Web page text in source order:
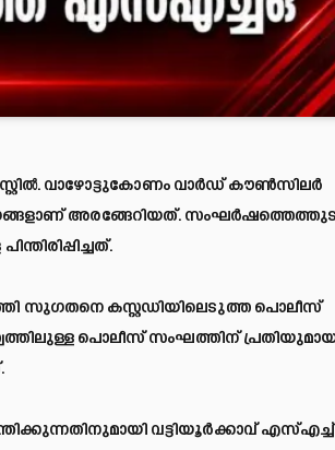
വാഴോട്ടുകോണം വാർഡ് കൗൺസിലർ
അരങ്ങേറിയത്.
സു​ഗതനെ കസ്റ്റഡിയിലെടുത്ത പൊലീസ്
പൊലീസ് സംഘത്തിന്
വട്ടിയൂർക്കാവ്